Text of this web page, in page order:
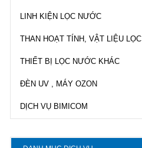
LINH KIỆN LỌC NƯỚC
THAN HOẠT TÍNH, VẬT LIỆU LỌC
THIẾT BỊ LỌC NƯỚC KHÁC
ĐÈN UV , MÁY OZON
DỊCH VỤ BIMICOM